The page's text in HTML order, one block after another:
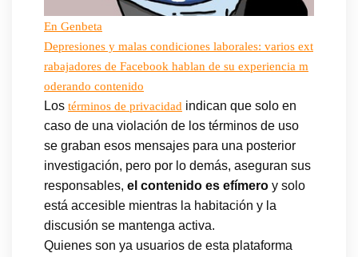
En Genbeta
Depresiones y malas condiciones laborales: varios ext
rabajadores de Facebook hablan de su experiencia m
oderando contenido
Los términos de privacidad indican que solo en
caso de una violación de los términos de uso
se graban esos mensajes para una posterior
investigación, pero por lo demás, aseguran sus
responsables, el contenido es efímero y solo
está accesible mientras la habitación y la
discusión se mantenga activa.
Quienes son ya usuarios de esta plataforma